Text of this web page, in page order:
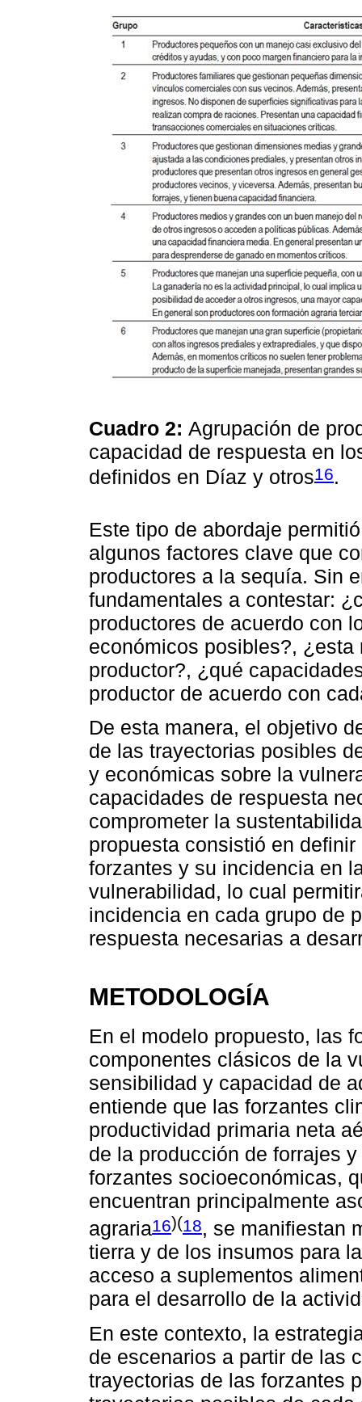
Cuadro 2: Agrupación de
capacidad de respuesta en
definidos en Díaz y otros16.
Este tipo de abordaje
algunos factores clave que
productores a la sequía. Sin
fundamentales a contestar:
productores de acuerdo con
económicos posibles?,
productor?, ¿qué
productor de acuerdo con
De esta manera, el objetivo
de las trayectorias posibles
y económicas sobre la
capacidades de respuesta
comprometer la
propuesta consistió en
forzantes y su incidencia en
vulnerabilidad, lo cual
incidencia en cada grupo de
respuesta necesarias a
METODOLOGÍA
En el modelo propuesto, las
componentes clásicos de la
sensibilidad y capacidad de
entiende que las forzantes
productividad primaria neta
de la producción de forrajes
forzantes socioeconómicas,
encuentran principalmente
agraria16)(18, se manifiestan
tierra y de los insumos para
acceso a suplementos
para el desarrollo de la
En este contexto, la
de escenarios a partir de las
trayectorias de las forzantes